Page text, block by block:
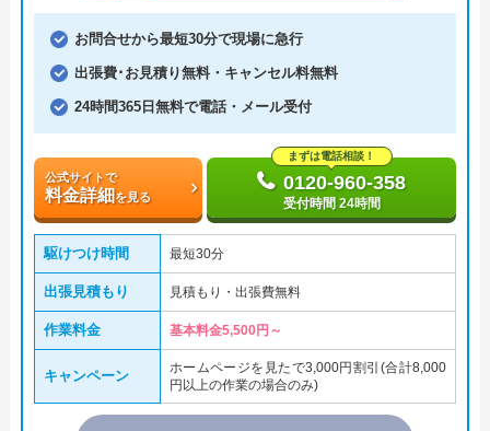
お問合せから最短30分で現場に急行
出張費･お見積り無料・キャンセル料無料
24時間365日無料で電話・メール受付
公式サイトで
料金詳細を見る
まずは電話相談！
0120-960-358
受付時間 24時間
駆けつけ時間 最短30分
出張見積もり 見積もり・出張費無料
作業料金 基本料金5,500円～
キャンペーン
ホームページを見たで3,000円割引(合計8,000
円以上の作業の場合のみ)